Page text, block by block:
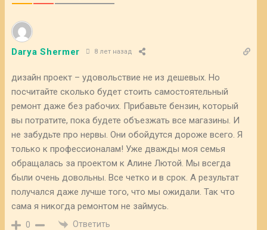
Darya Shermer 8 лет назад
дизайн проект – удовольствие не из дешевых. Но
посчитайте сколько будет стоить самостоятельный
ремонт даже без рабочих. Прибавьте бензин, который
вы потратите, пока будете объезжать все магазины. И
не забудьте про нервы. Они обойдутся дороже всего. Я
только к профессионалам! Уже дважды моя семья
обращалась за проектом к Алине Лютой. Мы всегда
были очень довольны. Все четко и в срок. А результат
получался даже лучше того, что мы ожидали. Так что
сама я никогда ремонтом не займусь.
0 Ответить